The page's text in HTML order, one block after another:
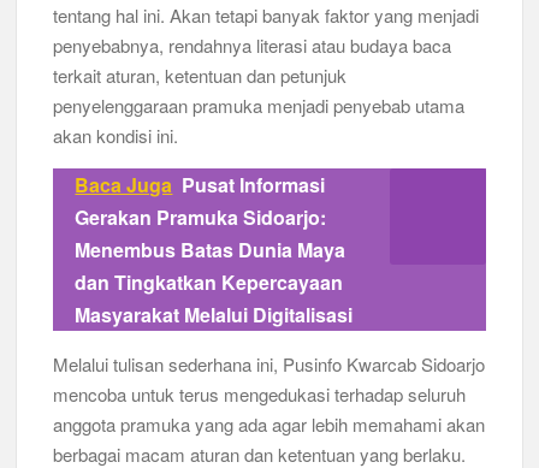
tentang hal ini. Akan tetapi banyak faktor yang menjadi
penyebabnya, rendahnya literasi atau budaya baca
terkait aturan, ketentuan dan petunjuk
penyelenggaraan pramuka menjadi penyebab utama
akan kondisi ini.
Baca Juga Pusat Informasi
Gerakan Pramuka Sidoarjo:
Menembus Batas Dunia Maya
dan Tingkatkan Kepercayaan
Masyarakat Melalui Digitalisasi
Melalui tulisan sederhana ini, Pusinfo Kwarcab Sidoarjo
mencoba untuk terus mengedukasi terhadap seluruh
anggota pramuka yang ada agar lebih memahami akan
berbagai macam aturan dan ketentuan yang berlaku.